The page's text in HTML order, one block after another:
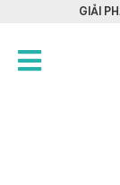
GIẢI